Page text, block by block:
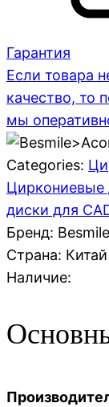
Гарантия
Если товара
качество, то
мы
Categories:
Циркониевые
диски для
Бренд:
Страна: Китай
Наличие: